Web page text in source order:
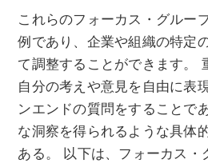
これらのフォーカス・グルー
例であり、企業や組織の特定
て調整することができます。
自分の考えや意見を自由に表
ンエンドの質問をすることで
な洞察を得られるような具体
ある。 以下は、フォーカス・